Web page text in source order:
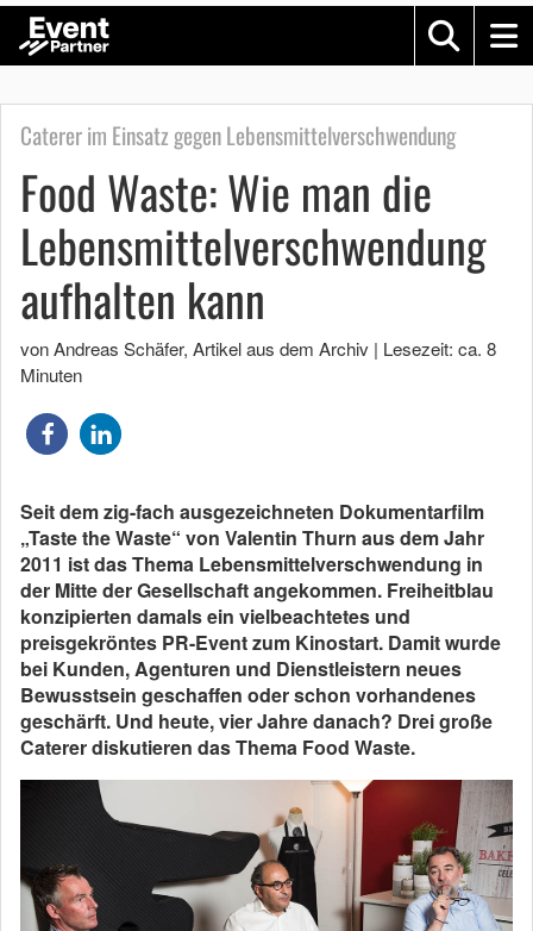
Caterer im Einsatz gegen Lebensmittelverschwendung
Food Waste: Wie man die
Lebensmittelverschwendung
aufhalten kann
von Andreas Schäfer, Artikel aus dem Archiv | Lesezeit: ca. 8
Minuten
Seit dem zig-fach ausgezeichneten Dokumentarfilm
„Taste the Waste“ von Valentin Thurn aus dem Jahr
2011 ist das Thema Lebensmittelverschwendung in
der Mitte der Gesellschaft angekommen. Freiheitblau
konzipierten damals ein vielbeachtetes und
preisgekröntes PR-Event zum Kinostart. Damit wurde
bei Kunden, Agenturen und Dienstleistern neues
Bewusstsein geschaffen oder schon vorhandenes
geschärft. Und heute, vier Jahre danach? Drei große
Caterer diskutieren das Thema Food Waste.